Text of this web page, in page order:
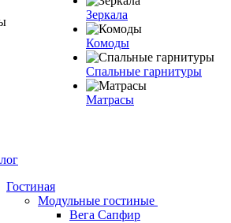
Зеркала
Комоды
Спальные гарнитуры
Матрасы
Гостиная
Модульные гостиные
Вега Сапфир